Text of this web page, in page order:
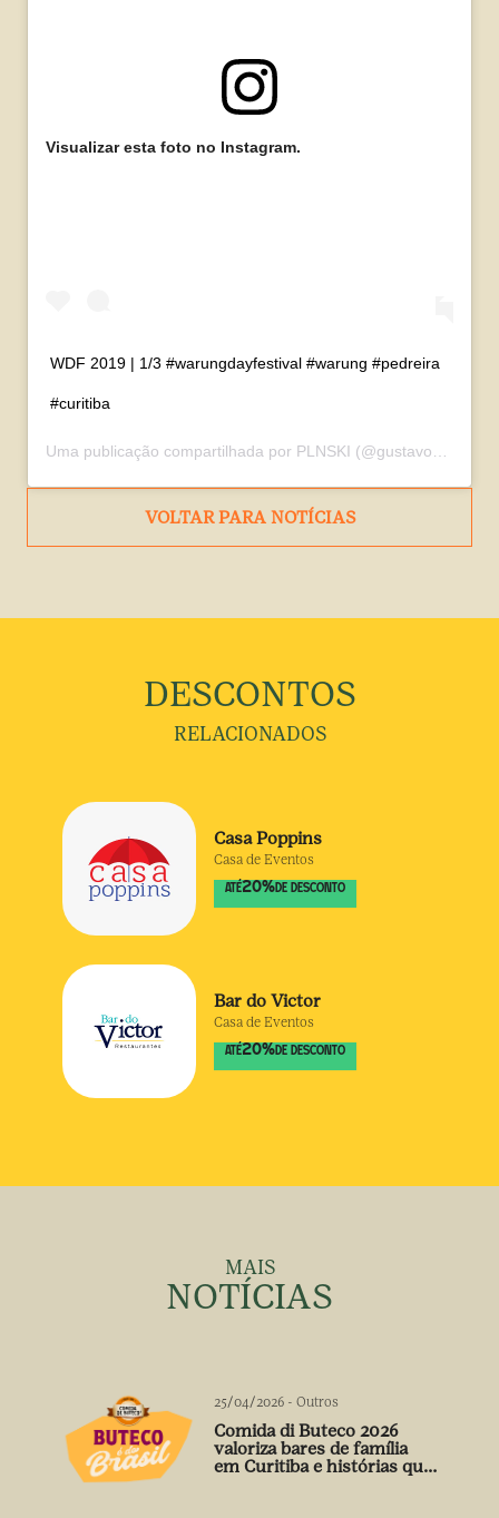
Visualizar esta foto no Instagram.
WDF 2019 | 1/3 #warungdayfestival #warung #pedreira
#curitiba
Uma publicação compartilhada por PLNSKI (@gustavopilinski) em
VOLTAR PARA NOTÍCIAS
DESCONTOS
RELACIONADOS
Casa Poppins
Casa de Eventos
ATÉ20% DE DESCONTO
Bar do Victor
Casa de Eventos
ATÉ20% DE DESCONTO
MAIS
NOTÍCIAS
25/04/2026 - Outros
Comida di Buteco 2026
valoriza bares de família
em Curitiba e histórias que